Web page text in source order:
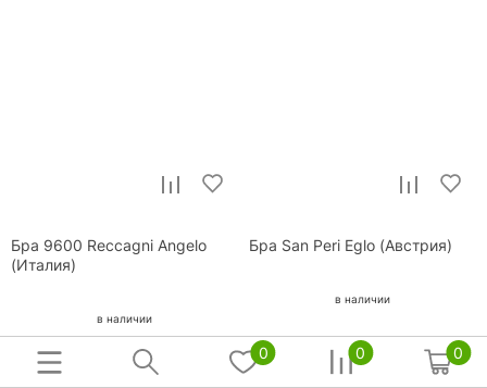
Бра 9600 Reccagni Angelo
(Италия)
в наличии
17 259
Бра San Peri Eglo (Австрия)
в наличии
8 790 р.
0 0 0